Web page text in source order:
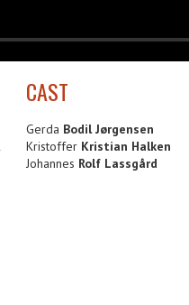
CAST
Gerda Bodil Jørgensen
Kristoffer Kristian Halken
Johannes Rolf Lassgård